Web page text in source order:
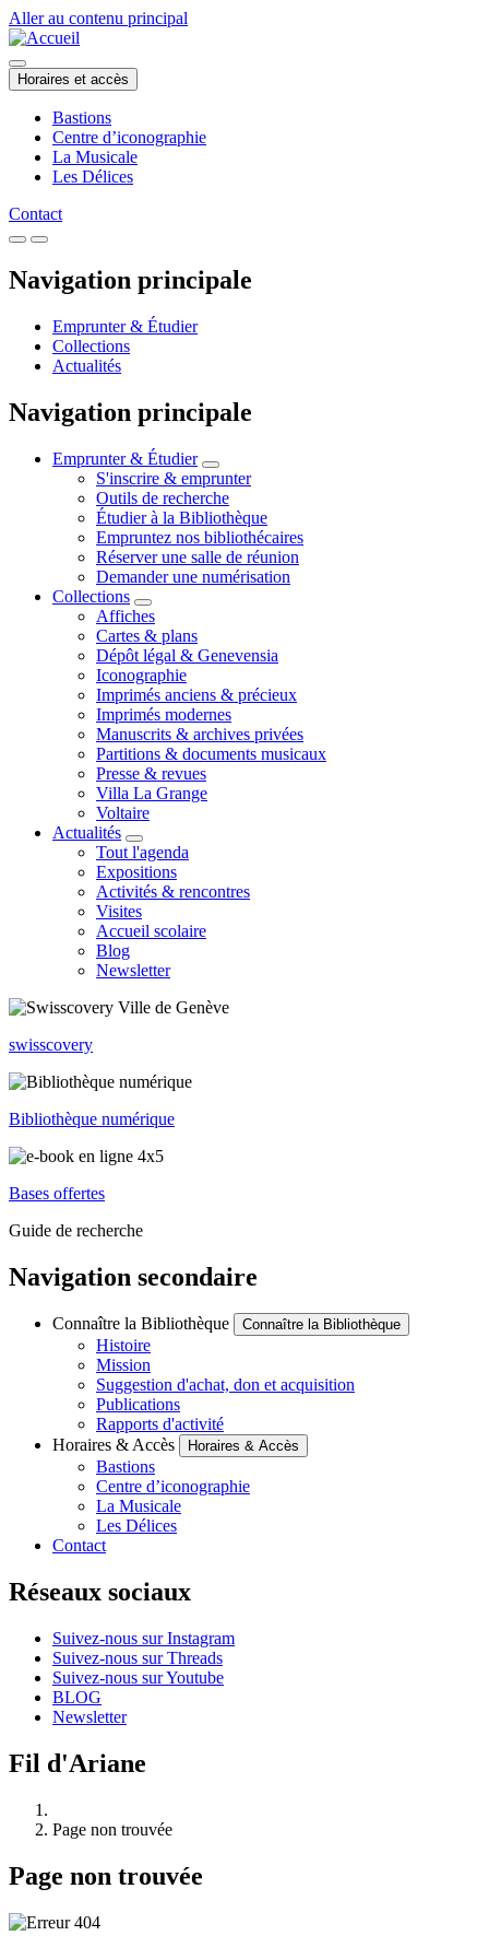
Aller au contenu principal
Horaires et accès
Bastions
Centre d’iconographie
La Musicale
Les Délices
Contact
Navigation principale
Emprunter & Étudier
Collections
Actualités
Navigation principale
Emprunter & Étudier
S'inscrire & emprunter
Outils de recherche
Étudier à la Bibliothèque
Empruntez nos bibliothécaires
Réserver une salle de réunion
Demander une numérisation
Collections
Affiches
Cartes & plans
Dépôt légal & Genevensia
Iconographie
Imprimés anciens & précieux
Imprimés modernes
Manuscrits & archives privées
Partitions & documents musicaux
Presse & revues
Villa La Grange
Voltaire
Actualités
Tout l'agenda
Expositions
Activités & rencontres
Visites
Accueil scolaire
Blog
Newsletter
swisscovery
Bibliothèque numérique
Bases offertes
Guide de recherche
Navigation secondaire
Connaître la Bibliothèque Connaître la Bibliothèque
Histoire
Mission
Suggestion d'achat, don et acquisition
Publications
Rapports d'activité
Horaires & Accès
Horaires & Accès
Bastions
Centre d’iconographie
La Musicale
Les Délices
Contact
Réseaux sociaux
Suivez-nous sur Instagram
Suivez-nous sur Threads
Suivez-nous sur Youtube
BLOG
Newsletter
Fil d'Ariane
Page non trouvée
Page non trouvée